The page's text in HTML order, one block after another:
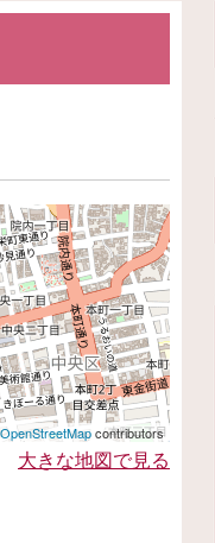
OpenStreetMapcontributors
大きな地図で見る